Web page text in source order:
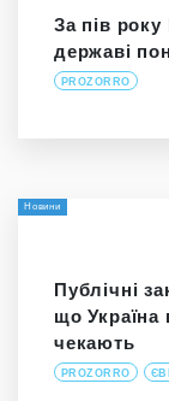
За пів
державі
PROZORRO
Новини
Публічні
що Україна
чекають
PROZORRO